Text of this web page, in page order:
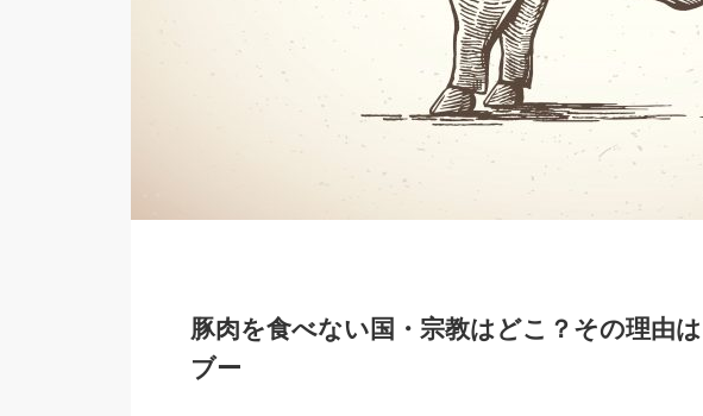
豚肉を食べない国・宗教はどこ？その理由
ブー